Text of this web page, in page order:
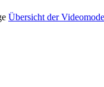
Übersicht der